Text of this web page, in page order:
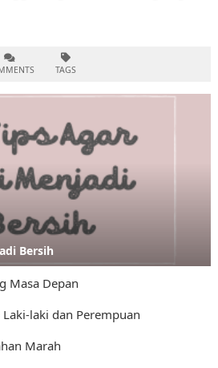
TAGS
Bersih
Masa Depan
laki dan Perempuan
Marah